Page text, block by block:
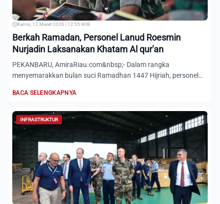
Kamis, 12 Maret 2026 | 12:55 WIB
Berkah Ramadan, Personel Lanud Roesmin
Nurjadin Laksanakan Khatam Al qur'an
PEKANBARU, AmiraRiau.com&nbsp;- Dalam rangka
menyemarakkan bulan suci Ramadhan 1447 Hijriah, personel
BACA SELENGKAPNYA
INFRASTRUKTUR